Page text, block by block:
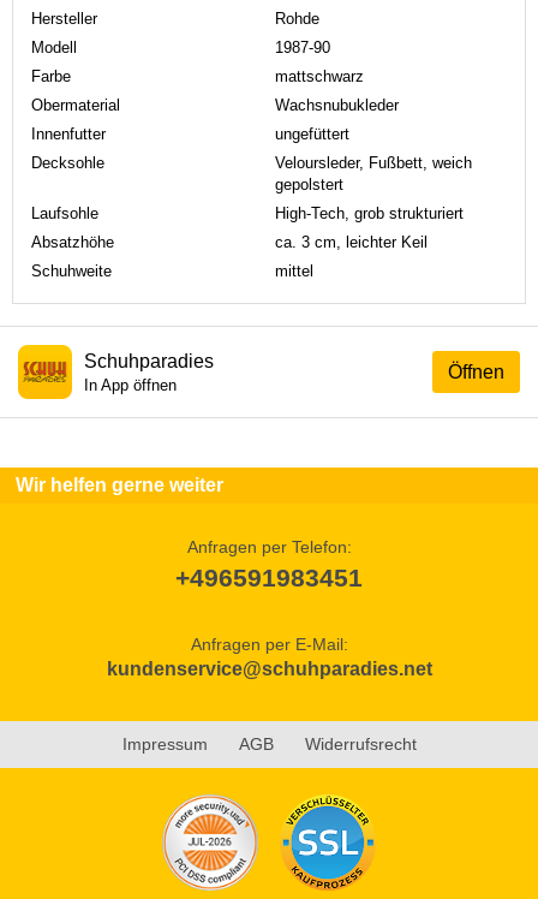
Hersteller
Rohde
Modell
1987-90
Farbe
mattschwarz
Obermaterial
Wachsnubukleder
Innenfutter
ungefüttert
Decksohle
Veloursleder, Fußbett, weich
gepolstert
Laufsohle
High-Tech, grob strukturiert
Absatzhöhe
ca. 3 cm, leichter Keil
Schuhweite
mittel
Öffnen
Schuhparadies
In App öffnen
Wir helfen gerne weiter
Anfragen per Telefon:
+496591983451
Anfragen per E-Mail:
kundenservice@schuhparadies.net
Impressum AGB Widerrufsrecht